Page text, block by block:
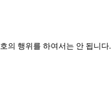
의 행위를 하여서는 안 됩니다.